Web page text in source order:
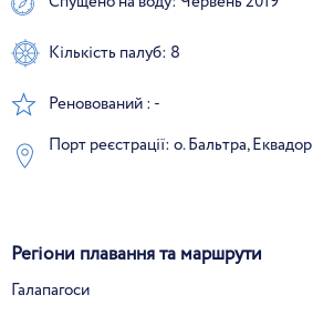
Кількість палуб: 8
Реновований : -
Порт реєстрації: о. Бальтра, Еквадор
Регіони плавання та маршрути
Галапагоси